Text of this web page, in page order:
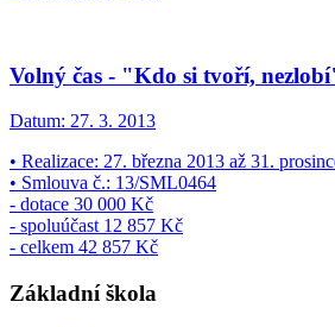
Volný čas - "Kdo si tvoří,
Datum: 27. 3. 2013
• Realizace: 27. března 2013 až 31.
• Smlouva č.: 13/SML0464
- dotace 30 000 Kč
- spoluúčast 12 857 Kč
- celkem 42 857 Kč
Základní škola